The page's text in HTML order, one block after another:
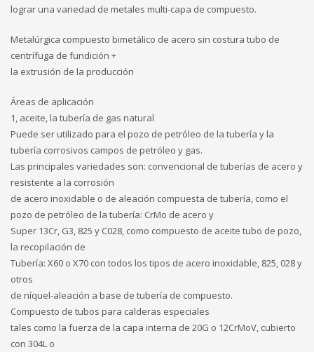
lograr una variedad de metales multi-capa de compuesto.
Metalúrgica compuesto bimetálico de acero sin costura tubo de
centrífuga de fundición +
la extrusión de la producción
Áreas de aplicación
1, aceite, la tubería de gas natural
Puede ser utilizado para el pozo de petróleo de la tubería y la
tubería corrosivos campos de petróleo y gas.
Las principales variedades son: convencional de tuberías de acero y
resistente a la corrosión
de acero inoxidable o de aleación compuesta de tubería, como el
pozo de petróleo de la tubería: CrMo de acero y
Super 13Cr, G3, 825 y C028, como compuesto de aceite tubo de pozo,
la recopilación de
Tubería: X60 o X70 con todos los tipos de acero inoxidable, 825, 028 y
otros
de níquel-aleación a base de tubería de compuesto.
Compuesto de tubos para calderas especiales
tales como la fuerza de la capa interna de 20G o 12CrMoV, cubierto
con 304L o